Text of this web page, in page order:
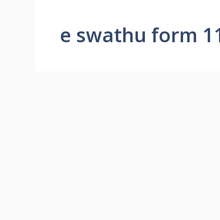
e swathu form